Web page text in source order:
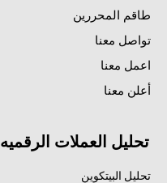
طاقم المحررين
تواصل معنا
اعمل معنا
أعلن معنا
تحليل العملات الرقميه
تحليل البيتكوين